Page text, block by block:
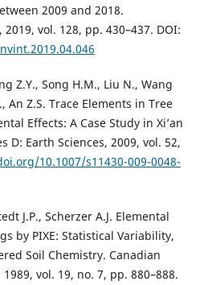
2009 and 2018.
vol. 128, pp. 430–437. DOI:
Z.Y., Song H.M., Liu N., Wang
An Z.S. Trace Elements in Tree
Effects: A Case Study in Xi’an
D: Earth Sciences, 2009, vol. 52,
10.1007/s11430-009-0048-
J.P., Scherzer A.J. Elemental
by PIXE: Statistical Variability,
Soil Chemistry. Canadian
vol. 19, no. 7, pp. 880–888.